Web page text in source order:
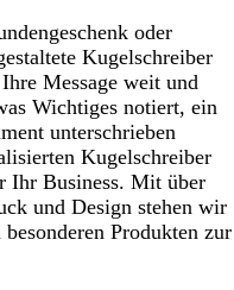
oder
Kugelschreiber
Message weit und
Wichtiges notiert, ein
unterschrieben
Kugelschreiber
Ihr Business. Mit über
und Design stehen wir
Produkten zur